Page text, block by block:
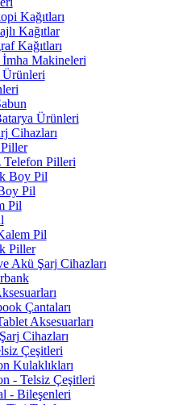
Kağıtları
Kağıtlar
Kağıtları
İmha Makineleri
Ürünleri
Ürünleri
Cihazları
Piller
Telefon Pilleri
Boy Pil
Pil
Pil
Pil
Piller
Akü Şarj Cihazları
Çantaları
Aksesuarları
Cihazları
Çeşitleri
Kulaklıkları
- Telsiz Çeşitleri
- Bileşenleri